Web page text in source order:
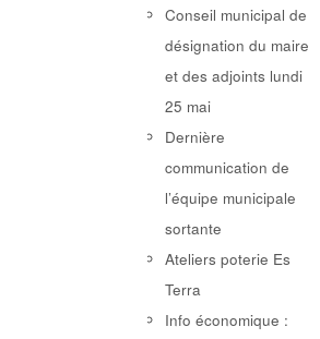
Conseil municipal de
désignation du maire
et des adjoints lundi
25 mai
Dernière
communication de
l’équipe municipale
sortante
Ateliers poterie Es
Terra
Info économique :